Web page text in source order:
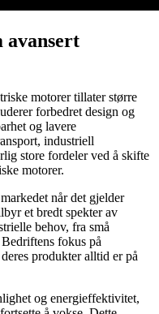
avansert
motorer tillater større
forbedret design og
og lavere
industriell
store fordeler ved å skifte
motorer.
når det gjelder
et bredt spekter av
behov, fra små
fokus på
produkter alltid er på
og energieffektivitet,